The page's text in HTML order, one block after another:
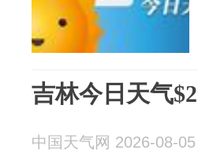
吉林今日天气
中国天气网 2026-08-05